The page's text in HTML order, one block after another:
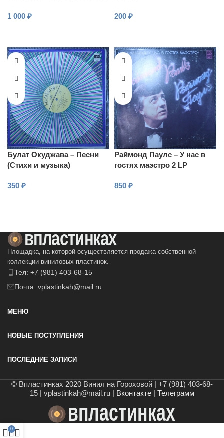
1 000 ₽ 200 ₽
Булат Окуджава – Песни
(Стихи и музыка)
350 ₽
Раймонд Паулс – У нас в
гостях маэстро 2 LP
850 ₽
Площадка, на которой осуществляется продажа собственной
коллекции виниловых пластинок.
Тел: +7 (981) 403-68-15
Почта: vplastinkah@mail.ru
МЕНЮ
НОВЫЕ ПОСТУПЛЕНИЯ
ПОСЛЕДНИЕ ЗАПИСИ
© Впластинках 2020 Винил на Гороховой | +7 (981) 403-68-
15 | vplastinkah@mail.ru | Вконтакте| Телеграмм
0